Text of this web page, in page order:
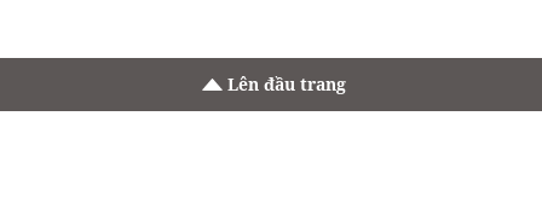
Lên đầu trang